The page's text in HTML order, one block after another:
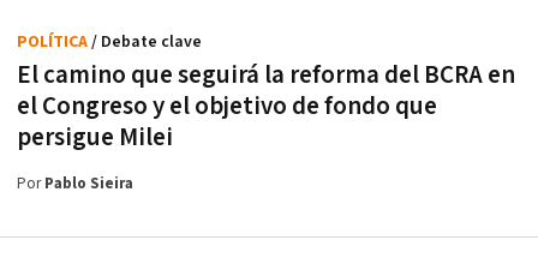
El camino que seguirá la reforma del BCRA en
el Congreso y el objetivo de fondo que
persigue Milei
POLÍTICA/ Debate clave
PorPablo Sieira